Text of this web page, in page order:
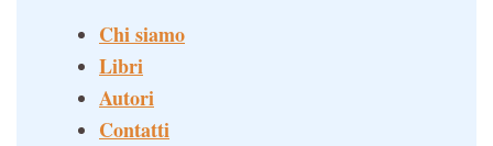
Chi siamo
Libri
Autori
Contatti